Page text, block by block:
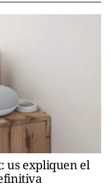
us expliquen el